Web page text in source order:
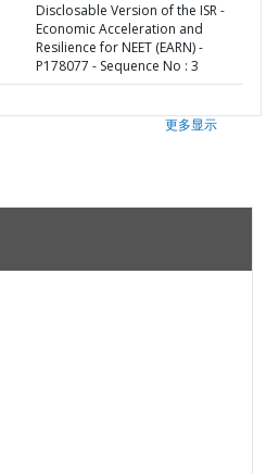
Disclosable Version of the ISR -
Economic Acceleration and
Resilience for NEET (EARN) -
P178077 - Sequence No : 3
更多显示